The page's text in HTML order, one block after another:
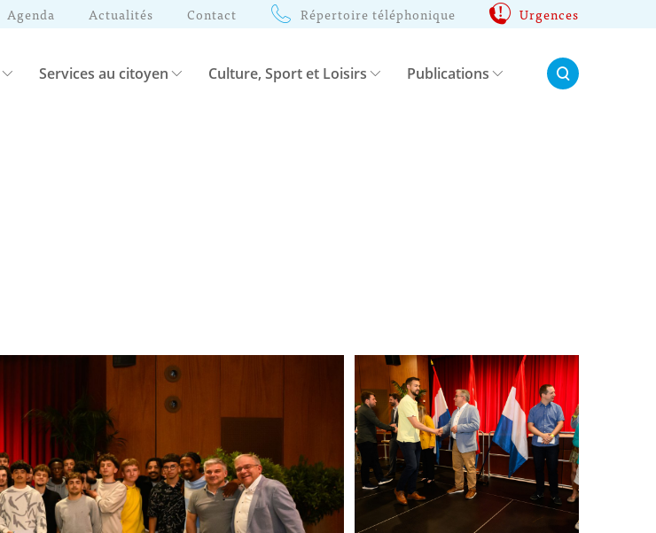
Agenda Actualités Contact Répertoire téléphonique Urgences
Services au citoyen Culture, Sport et Loisirs Publications Rechercher: